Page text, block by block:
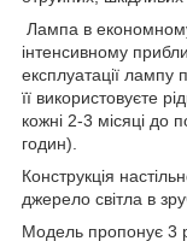
Лампа в
інтенсивному
експлуатації лампу
її використовуєте
кожні 2-3 місяці
годин).
Конструкція
джерело світла в
Модель пропонує 3